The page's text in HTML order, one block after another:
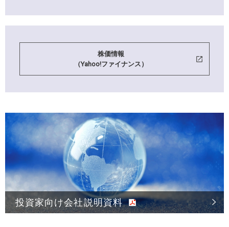
株価情報
（Yahoo!ファイナンス）
投資家向け会社説明資料